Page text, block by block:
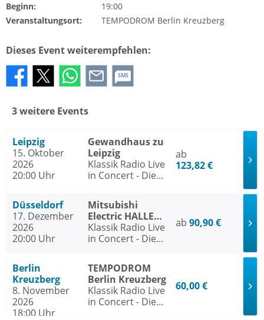
Beginn:
19:00
Veranstaltungsort:
TEMPODROM Berlin Kreuzberg
Dieses Event weiterempfehlen:
SMS
3 weitere Events
Leipzig
15. Oktober
2026
20:00 Uhr
Gewandhaus zu
Leipzig
Klassik Radio Live
in Concert - Die
Filmmusik 2026
ab
123,82 €
Düsseldorf
17. Dezember
2026
20:00 Uhr
Mitsubishi
Electric HALLE
Düsseldorf
Klassik Radio Live
in Concert - Die
ab 90,90 €
Berlin
Kreuzberg
8. November
2026
18:00 Uhr
TEMPODROM
Berlin Kreuzberg
Klassik Radio Live
in Concert - Die
60,00 €